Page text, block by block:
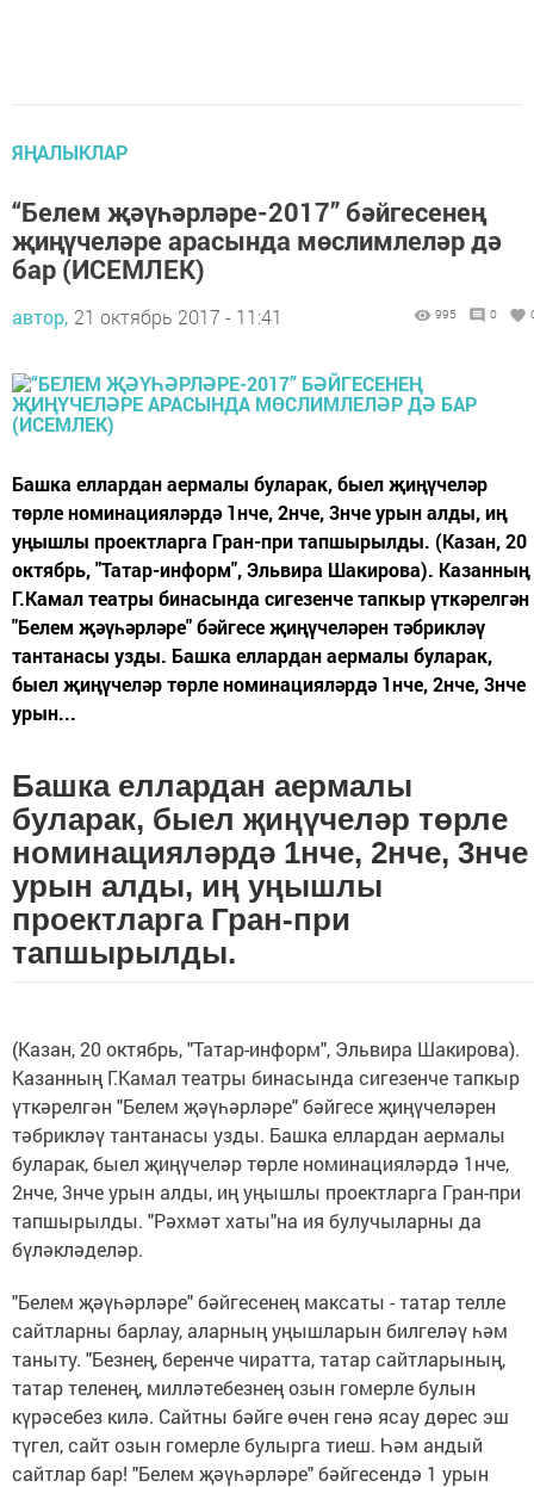
ЯҢАЛЫКЛАР
“Белем җәүһәрләре-2017” бәйгесенең
җиңүчеләре арасында мөслимлеләр дә
бар (ИСЕМЛЕК)
автор, 21 октябрь 2017 - 11:41 995 0
Башка еллардан аермалы буларак, быел җиңүчеләр
төрле номинацияләрдә 1нче, 2нче, 3нче урын алды, иң
уңышлы проектларга Гран-при тапшырылды. (Казан, 20
октябрь, "Татар-информ", Эльвира Шакирова). Казанның
Г.Камал театры бинасында сигезенче тапкыр үткәрелгән
"Белем җәүһәрләре" бәйгесе җиңүчеләрен тәбрикләү
тантанасы узды. Башка еллардан аермалы буларак,
быел җиңүчеләр төрле номинацияләрдә 1нче, 2нче, 3нче
урын...
Башка еллардан аермалы
буларак, быел җиңүчеләр төрле
номинацияләрдә 1нче, 2нче, 3нче
урын алды, иң уңышлы
проектларга Гран-при
тапшырылды.
(Казан, 20 октябрь, "Татар-информ", Эльвира Шакирова).
Казанның Г.Камал театры бинасында сигезенче тапкыр
үткәрелгән "Белем җәүһәрләре" бәйгесе җиңүчеләрен
тәбрикләү тантанасы узды. Башка еллардан аермалы
буларак, быел җиңүчеләр төрле номинацияләрдә 1нче,
2нче, 3нче урын алды, иң уңышлы проектларга Гран-при
тапшырылды. "Рәхмәт хаты"на ия булучыларны да
бүләкләделәр.
"Белем җәүһәрләре" бәйгесенең максаты - татар телле
сайтларны барлау, аларның уңышларын билгеләү һәм
таныту. "Безнең, беренче чиратта, татар сайтларының,
татар теленең, милләтебезнең озын гомерле булын
күрәсебез килә. Сайтны бәйге өчен генә ясау дөрес эш
түгел, сайт озын гомерле булырга тиеш. Һәм андый
сайтлар бар! "Белем җәүһәрләре" бәйгесендә 1 урын